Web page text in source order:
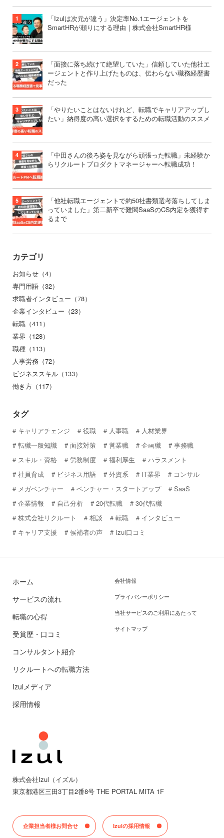
「Izulは次元が違う」決定率No.1エージェントを
SmartHRが頼りにする理由｜株式会社SmartHR様
「面接に落ち続けて絶望していた」信頼していた他社エ
ージェントと作り上げたものは、伝わらない職務経歴書
だった
「やりたいことはないけれど、転職でキャリアアップし
たい」納得度の高い選択をするための転職活動のススメ
「中田さんの後ろ姿を見ながら頑張った転職」未経験か
らリクルートプロダクトマネージャーへ転職成功！
「他社転職エージェントで約50社書類選考落ちしてしま
っていました」第二新卒で難関SaaSのCS内定を獲得す
るまで
カテゴリ
お知らせ（4）
専門用語（32）
求職者インタビュー（78）
企業インタビュー（23）
転職（411）
業界（128）
職種（113）
人事労務（72）
ビジネススキル（133）
働き方（117）
タグ
キャリアチェンジ 役職 人事職
人材業界
転職一般知識
面接対策 営業職 企画職
事務職
スキル・資格
労務制度 福利厚生
ハラスメント
社員育成
ビジネス用語 外資系 IT業界
コンサル
メガベンチャー
ベンチャー・スタートアップ
SaaS
企業情報
自己分析 20代転職
30代転職
株式会社リクルート
相談 転職
インタビュー
キャリア支援
候補者の声 Izul口コミ
株式会社Izul（イズル）
東京都港区三田3丁目2番8号 THE PORTAL MITA 1F
企業担当者様お問合せ Izulの採用情報
ホーム
サービスの流れ
転職の心得
受賞歴・口コミ
コンサルタント紹介
リクルートへの転職方法
Izulメディア
採用情報
会社情報
プライバシーポリシー
当社サービスのご利用にあたって
サイトマップ